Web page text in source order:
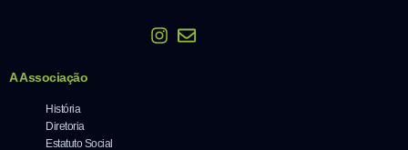
A Associação
História
Diretoria
Estatuto Social